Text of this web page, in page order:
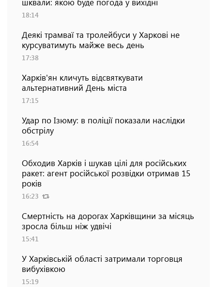
18:14
Деякі трамваї та тролейбуси у Харкові не
курсуватимуть майже весь день
17:38
Харків'ян кличуть відсвяткувати
альтернативний День міста
17:15
Удар по Ізюму: в поліції показали наслідки
обстрілу
16:54
Обходив Харків і шукав цілі для російських
ракет: агент російської розвідки отримав 15
років
16:23
Смертність на дорогах Харківщини за місяць
зросла більш ніж удвічі
15:41
У Харківській області затримали торговця
вибухівкою
15:19